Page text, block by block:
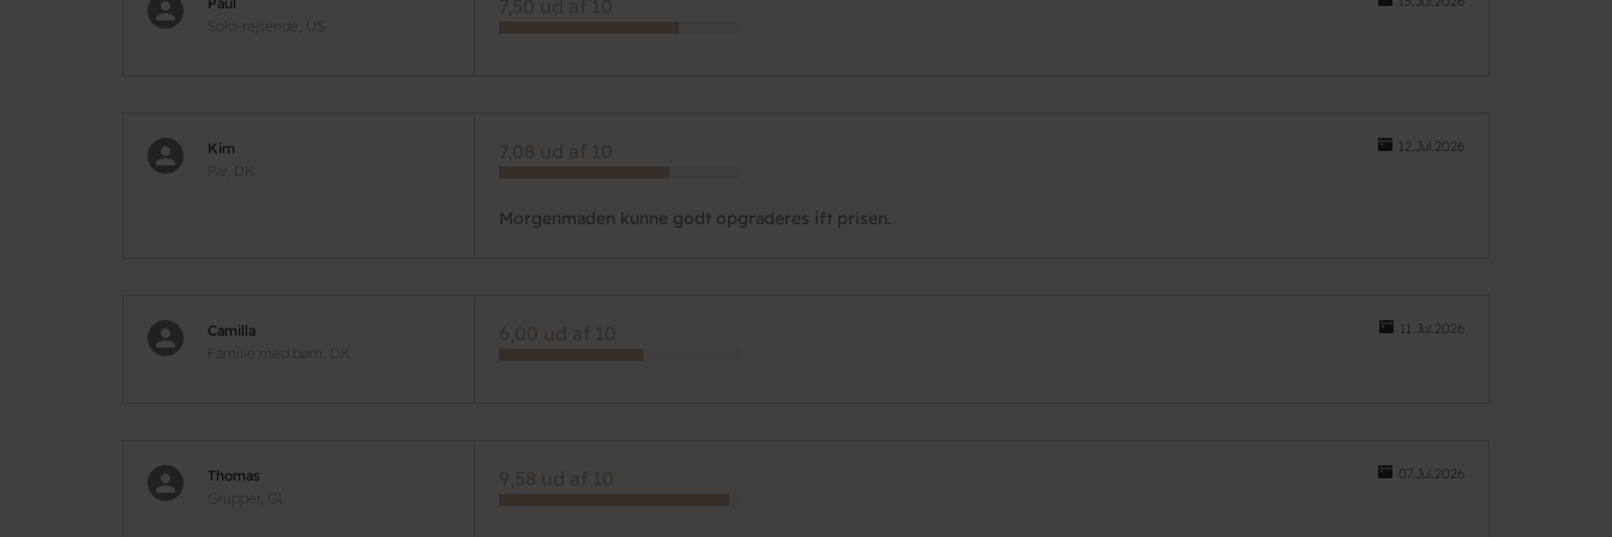
7,50 ud af 10
Kim
Par, DK
12.Jul.2026
7,08 ud af 10
Morgenmaden kunne godt opgraderes ift prisen.
Camilla
Familie med børn, DK
11.Jul.2026
6,00 ud af 10
Thomas
Grupper, GL
07.Jul.2026
9,58 ud af 10